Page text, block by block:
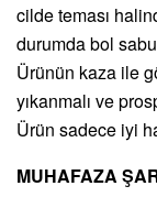
cilde teması
durumda bol
Ürünün kaza ile
yıkanmalı ve
Ürün sadece iyi
MUHAFAZA